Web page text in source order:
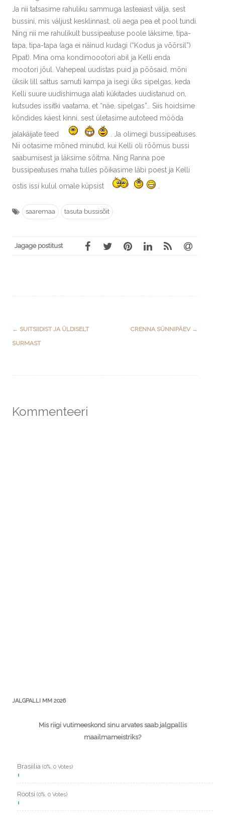
Ja nii tatsasime rahuliku sammuga lasteaiast välja, sest
bussini, mis väljust kesklinnast, oli aega pea et pool tundi.
Ning nii me rahulikult bussipeatuse poole läksime, tipa-
tapa, tipa-tapa (aga ei näinud kudagi (“Kodus ja võõrsil”)
Pipat). Mina oma kondimoootori abil ja Kelli enda
mootori jõul. Vahepeal uudistas puid ja põõsaid, mõni
üksik lill sattus samuti kampa ja isegi üks sipelgas, keda
Kelli suure uudishimuga alati kükitades uudistanud on,
kutsudes issitki vaatama, et “näe, sipelgas”… Siis hoidsime
kõndides käest kinni, sest ületasime autoteed mööda
jalakäijate teed
. Ja olimegi bussipeatuses.
Nii ootasime mõned minutid, kui Kelli oli rõõmus bussi
saabumisest ja läksime sõitma. Ning Ranna poe
bussipeatuses maha tulles põikasime läbi poest ja Kelli
ostis issi kulul omale küpsist
saaremaa tasuta bussisõit
Jagage postitust
Post
navigation
← SUITSIIDIST JA ÜLDISELT
SURMAST
CRENNA SÜNNIPÄEV →
Kommenteeri
JALGPALLI MM 2026
Mis riigi vutimeeskond sinu arvates saab jalgpallis
maailmameistriks?
Brasiilia (0%, 0 Votes)
Rootsi (0%, 0 Votes)